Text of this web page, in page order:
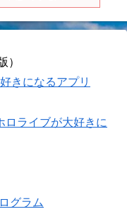
）
きになるアプリ
ライブが大好きに
グラム